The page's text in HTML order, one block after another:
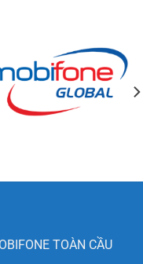
TOÀN CẦU